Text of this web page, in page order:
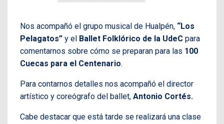
Nos acompañó el grupo musical de Hualpén, “Los
Pelagatos” y el Ballet Folklórico de la UdeC para
comentarnos sobre cómo se preparan para las 100
Cuecas para el Centenario.
Para contarnos detalles nos acompañó el director
artístico y coreógrafo del ballet, Antonio Cortés.
Cabe destacar que está tarde se realizará una clase